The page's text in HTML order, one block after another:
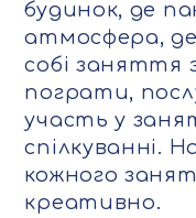
будинок, де
атмосфера,
собі заняття
пограти,
участь у
спілкуванні.
кожного
креативно.